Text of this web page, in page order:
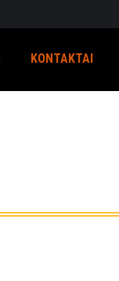
KONTAKTAI